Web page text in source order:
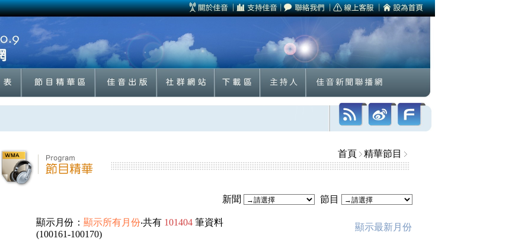
首頁 精華節目
新聞 節目
顯示月份： 顯示所有月份‧共有 101404筆資料
(100161-100170)
顯示最新月份